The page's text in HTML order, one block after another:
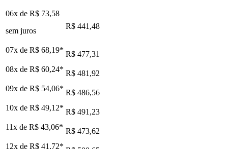
06x de R$ 73,58
sem juros
R$ 441,48
07x de R$ 68,19* R$ 477,31
08x de R$ 60,24* R$ 481,92
09x de R$ 54,06* R$ 486,56
10x de R$ 49,12* R$ 491,23
11x de R$ 43,06* R$ 473,62
12x de R$ 41,72*